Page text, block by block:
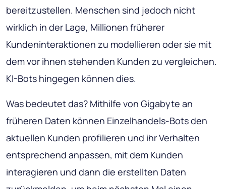
bereitzustellen. Menschen sind jedoch nicht
wirklich in der Lage, Millionen früherer
Kundeninteraktionen zu modellieren oder sie mit
dem vor ihnen stehenden Kunden zu vergleichen.
KI-Bots hingegen können dies.
Was bedeutet das? Mithilfe von Gigabyte an
früheren Daten können Einzelhandels-Bots den
aktuellen Kunden profilieren und ihr Verhalten
entsprechend anpassen, mit dem Kunden
interagieren und dann die erstellten Daten